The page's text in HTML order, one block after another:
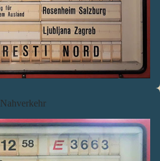
Nahverkehr